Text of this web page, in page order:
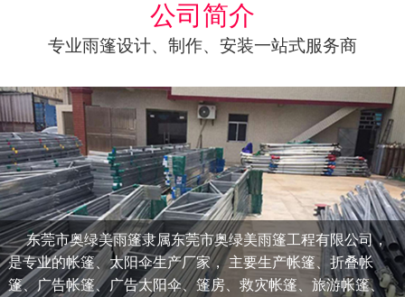
公司简介
专业雨篷设计、制作、安装一站式服务商
东莞市奥绿美雨篷隶属东莞市奥绿美雨篷工程有限公司，
是专业的帐篷、太阳伞生产厂家， 主要生产帐篷、折叠帐
篷、广告帐篷、广告太阳伞、篷房、救灾帐篷、旅游帐篷、